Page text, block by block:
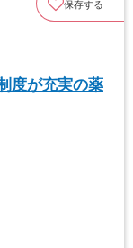
保存する
度が充実の薬